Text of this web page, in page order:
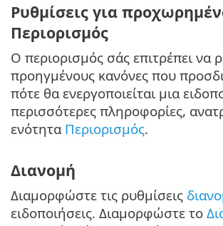
Ρυθμίσεις για
Περιορισμός
Ο περιορισμός σάς επιτρέπει να
προηγμένους κανόνες που
πότε θα ενεργοποιείται μια
περισσότερες πληροφορίες,
ενότητα Περιορισμός.
Διανομή
Διαμορφώστε τις ρυθμίσεις
ειδοποιήσεις. Διαμορφώστε το